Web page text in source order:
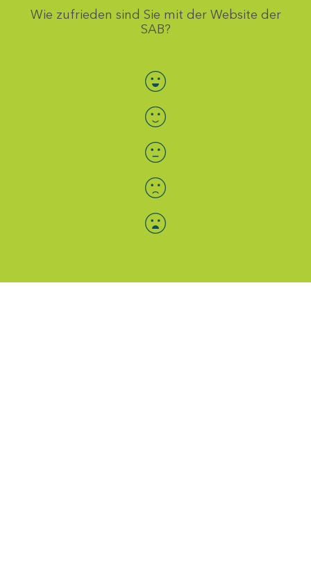
Wie zufrieden sind Sie mit der Website der
SAB?
Bewertung auswählen